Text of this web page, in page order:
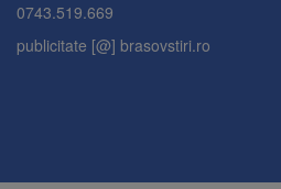
0743.519.669
publicitate [@] brasovstiri.ro